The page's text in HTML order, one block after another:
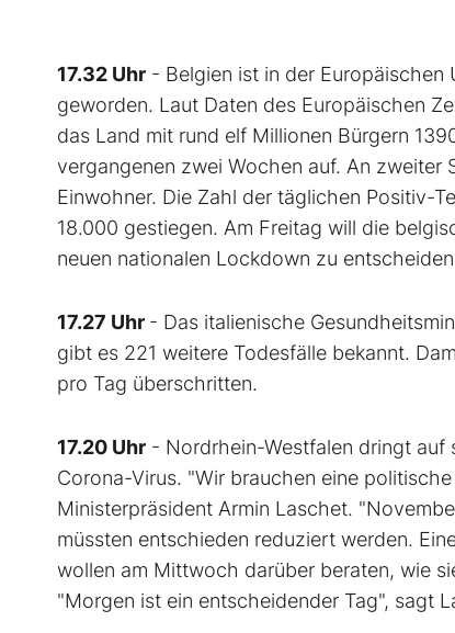
17.32 Uhr - Belgien ist in der
geworden. Laut Daten des Europäischen
das Land mit rund elf Millionen Bürgern
vergangenen zwei Wochen auf. An zweiter
Einwohner. Die Zahl der täglichen Positiv-
18.000 gestiegen. Am Freitag will die
neuen nationalen Lockdown zu
17.27 Uhr - Das italienische
gibt es 221 weitere Todesfälle bekannt.
pro Tag überschritten.
17.20 Uhr - Nordrhein-Westfalen dringt auf
Corona-Virus. "Wir brauchen eine
Ministerpräsident Armin Laschet.
müssten entschieden reduziert werden.
wollen am Mittwoch darüber beraten, wie
"Morgen ist ein entscheidender Tag", sagt